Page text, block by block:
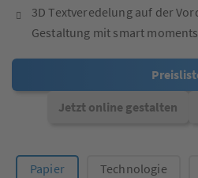
3D Textveredelung auf der
Gestaltung mit smart
Jetzt online gestalten
Papier Technologie